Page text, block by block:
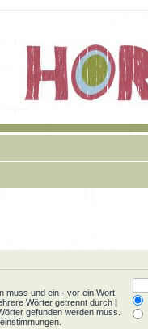
muss und ein - vor ein Wort,
Wörter getrennt durch |
gefunden werden muss.